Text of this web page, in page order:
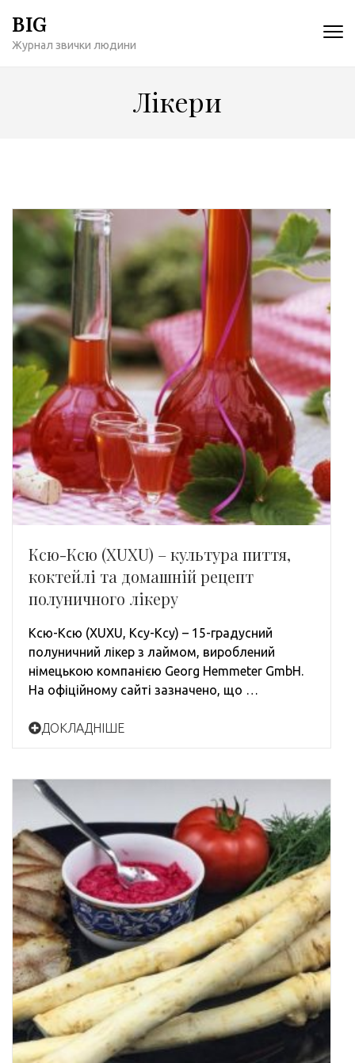
содержимому
BIG
Журнал звички людини
Лікери
Ксю-Ксю (XUXU) – культура пиття,
коктейлі та домашній рецепт
полуничного лікеру
Ксю-Ксю (XUXU, Ксу-Ксу) – 15-градусний
полуничний лікер з лаймом, вироблений
німецькою компанією Georg Hemmeter GmbH.
На офіційному сайті зазначено, що …
ДОКЛАДНІШЕ